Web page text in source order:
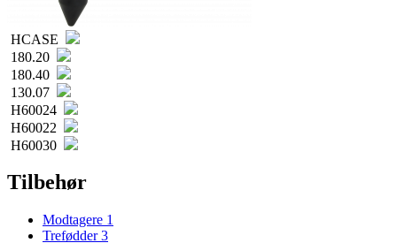
HCASE
180.20
180.40
130.07
H60024
H60022
H60030
Tilbehør
Modtagere 1
Trefødder3